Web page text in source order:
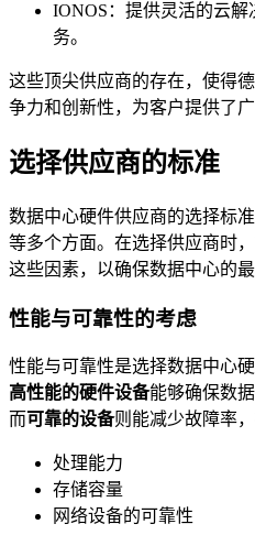
IONOS：提供灵活的云
务。
这些顶尖供应商的存在，使得
争力和创新性，为客户提供了
选择供应商的标准
数据中心硬件供应商的选择标
等多个方面。在选择供应商时
这些因素，以确保数据中心的
性能与可靠性的考虑
性能与可靠性是选择数据中心
高性能的硬件设备能够确保数
而可靠的设备则能减少故障率
处理能力
存储容量
网络设备的可靠性